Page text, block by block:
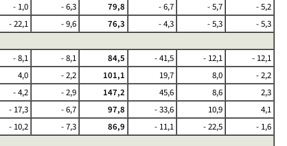
- 1,0 - 6,3 79,8 - 6,7 - 5,7
- 5,2
- 22,1 - 9,6 76,3 - 4,3 - 5,3
- 5,3
- 8,1 - 8,1 84,5 - 41,5 - 12,1
- 12,1
4,0 - 2,2 101,1 19,7 8,0
- 2,2
- 4,2 - 2,9 147,2 45,6 8,6
2,3
- 17,3 - 6,7 97,8 - 33,6 10,9
4,1
- 10,2 - 7,3 86,9 - 11,1 - 22,5
- 1,6